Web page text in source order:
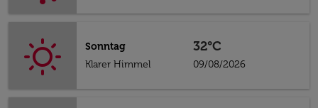
Sonntag
Klarer Himmel
32°C
09/08/2026